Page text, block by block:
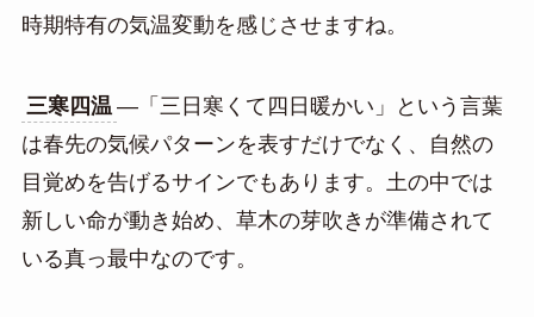
時期特有の気温変動を感じさせますね。
三寒四温 —「三日寒くて四日暖かい」という言葉
は春先の気候パターンを表すだけでなく、自然の
目覚めを告げるサインでもあります。土の中では
新しい命が動き始め、草木の芽吹きが準備されて
いる真っ最中なのです。